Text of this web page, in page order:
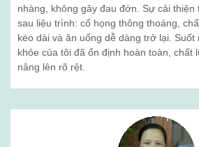
nhàng, không gây đau đớn. Sự cải thiện
sau liệu trình: cổ họng thông thoáng,
kéo dài và ăn uống dễ dàng trở lại. Suốt
khỏe của tôi đã ổn định hoàn toàn, chất
nâng lên rõ rệt.